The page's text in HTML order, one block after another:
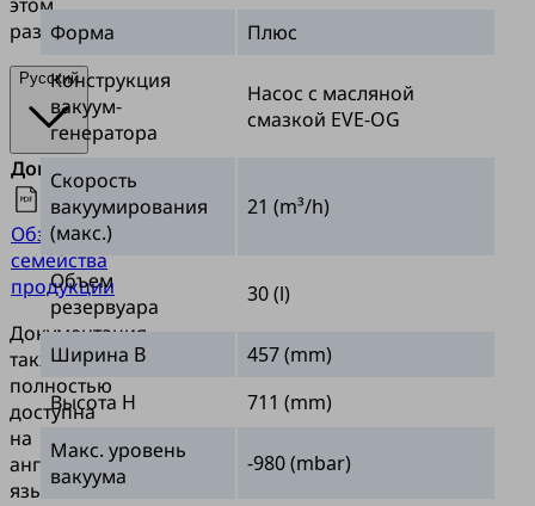
разделе.
Русский
Документы
Обзор
семейства
продукции
Документация
также
полностью
доступна
на
английском
языке.
Форма
Плюс
Конструкция
вакуум-
генератора
Насос с масляной
смазкой EVE-OG
Скорость
вакуумирования
(макс.)
21 (m³/h)
Объем
резервуара
30 (l)
Ширина B
457 (mm)
Высота H
711 (mm)
Макс. уровень
вакуума
-980 (mbar)